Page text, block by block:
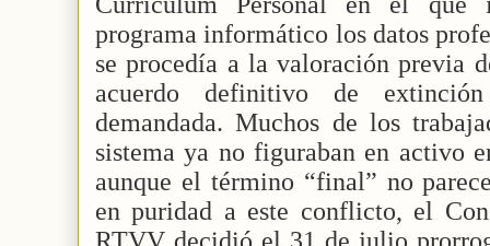
programa informático los datos
se procedía a la valoración previa
acuerdo definitivo de
demandada. Muchos de los
sistema ya no figuraban en activo
aunque el término “final” no
en puridad a este conflicto, el
RTVV decidió el 31 de julio